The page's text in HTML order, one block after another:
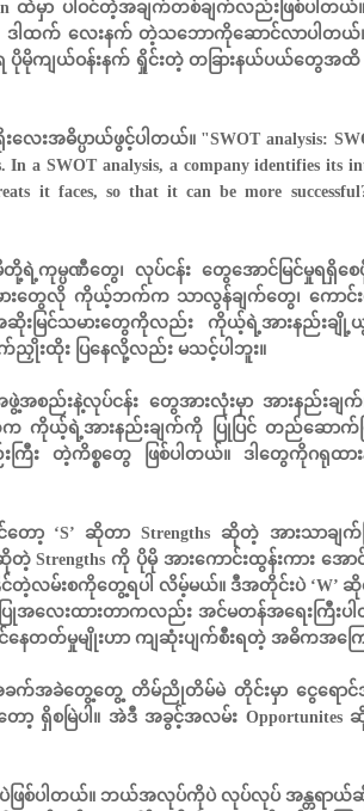
ထဲမှာ ပါဝင်တဲ့အချက်တစ်ချက်လည်းဖြစ်ပါတယ်
၊ ဒါထက် လေးနက် တဲ့သဘောကိုဆောင်လာပါတ
ျယ်ဝန်းနက် ရှိုင်းတဲ့ တခြားနယ်ပယ်တွေအထိ သ
ေးအဓိပ္ပာယ်ဖွင့်ပါတယ်။ "SWOT analysis:
In a SWOT analysis, a company identifies its
it faces, so that it can be more
ရဲ့ကုမ္ပဏီတွေ၊ လုပ်ငန်း တွေအောင်မြင်မှုရရှိ
မားတွေလို ကိုယ့်ဘက်က သာလွန်ချက်တွေ၊ ကောင်
းမြင်သမားတွေကိုလည်း ကိုယ့်ရဲ့အားနည်းချို့ယွ
ညှိုးထိုး ပြနေလို့လည်း မသင့်ပါဘူး။
ည်းနဲ့လုပ်ငန်း တွေအားလုံးမှာ အားနည်းချက်
ယ့်ရဲ့အားနည်းချက်ကို ပြုပြင် တည်ဆောက်ပြီ
း တဲ့ကိစ္စတွေ ဖြစ်ပါတယ်။ ဒါတွေကိုဂရုထ
ာ့ ‘S’ ဆိုတာ Strengths ဆိုတဲ့ အားသာချ
ဆိုတဲ့ Strengths ကို ပိုမို အားကောင်းထွန်းကာ
မ်းစကိုတွေ့ရပါ လိမ့်မယ်။ ဒီအတိုင်းပဲ ‘W’ ဆိုတဲ့
ဂရုပြုအလေးထားတာကလည်း အင်မတန်အရေးက
ေတတ်မှုမျိုးဟာ ကျဆုံးပျက်စီးရတဲ့ အဓိကအကြော
ခဲတွေ့တွေ့ တိမ်ညိုတိမ်မဲ တိုင်းမှာ ငွေရောင်အ
စမြဲပါ။ အဲဒီ အခွင့်အလမ်း
ပဲဖြစ်ပါတယ်။ ဘယ်အလုပ်ကိုပဲ လုပ်လုပ် အန္တရာယ်ဆို